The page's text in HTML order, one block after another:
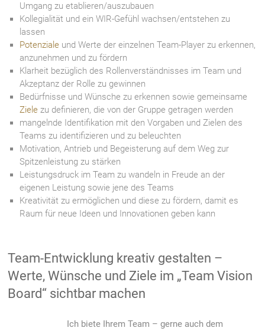
Umgang zu etablieren/auszubauen
Kollegialität und ein WIR-Gefühl wachsen/entstehen zu
lassen
Potenziale und Werte der einzelnen Team-Player zu erkennen,
anzunehmen und zu fördern
Klarheit bezüglich des Rollenverständnisses im Team und
Akzeptanz der Rolle zu gewinnen
Bedürfnisse und Wünsche zu erkennen sowie gemeinsame
Zielezu definieren, die von der Gruppe getragen werden
mangelnde Identifikation mit den Vorgaben und Zielen des
Teams zu identifizieren und zu beleuchten
Motivation, Antrieb und Begeisterung auf dem Weg zur
Spitzenleistung zu stärken
Leistungsdruck im Team zu wandeln in Freude an der
eigenen Leistung sowie jene des Teams
Kreativität zu ermöglichen und diese zu fördern, damit es
Raum für neue Ideen und Innovationen geben kann
Team-Entwicklung kreativ gestalten –
Werte, Wünsche und Ziele im „Team Vision
Board“ sichtbar machen
Ich biete Ihrem Team – gerne auch dem